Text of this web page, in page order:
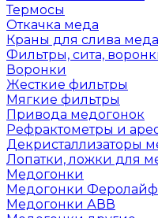
Термосы
Откачка меда
Краны для слива меда
Фильтры, сита,
Воронки
Жесткие фильтры
Мягкие фильтры
Привода медогонок
Рефрактометры и
Декристаллизаторы
Лопатки, ложки для
Медогонки
Медогонки Феролайф
Медогонки АВВ